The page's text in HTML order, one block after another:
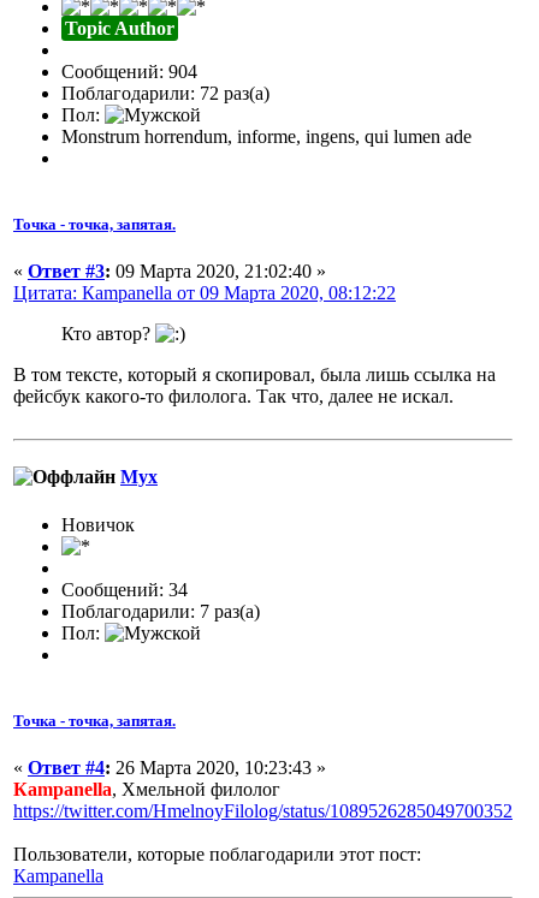
Topic Author
Сообщений: 904
Поблагодарили: 72 раз(а)
Пол:
Monstrum horrendum, informe, ingens, qui lumen ade
Точка - точка, запятая.
« Ответ #3: 09 Марта 2020, 21:02:40 »
Цитата: Кampanella от 09 Марта 2020, 08:12:22
Кто автор?
В том тексте, который я скопировал, была лишь ссылка на
фейсбук какого-то филолога. Так что, далее не искал.
Myx
Новичок
Сообщений: 34
Поблагодарили: 7 раз(а)
Пол:
Точка - точка, запятая.
« Ответ #4: 26 Марта 2020, 10:23:43 »
Кampanella, Хмельной филолог
https://twitter.com/HmelnoyFilolog/status/1089526285049700352
Пользователи, которые поблагодарили этот пост:
Кampanella